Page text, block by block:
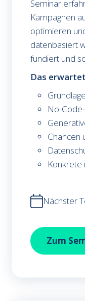
Seminar
Kampagnen
optimieren
datenbasiert
fundiert und
Das
No-
Chancen
Konkrete
Nächster
Zum KI